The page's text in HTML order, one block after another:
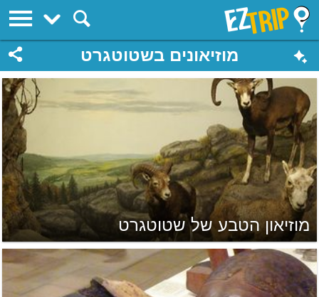
EZTrip
מוזיאונים בשטוטגרט
מוזיאון הטבע של שטוטגרט